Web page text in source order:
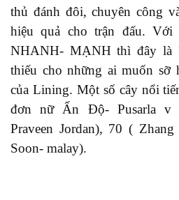
thủ đánh đôi, chuyên công
hiệu quả cho trận đấu.
NHANH- MẠNH thì đây là
thiếu cho những ai muốn sỡ
của Lining. Một số cây nổi
đơn nữ Ấn Độ- Pusarla v
Praveen Jordan), 70 (
Soon- malay).